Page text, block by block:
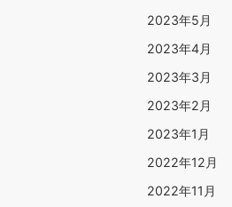
2023年5月
2023年4月
2023年3月
2023年2月
2023年1月
2022年12月
2022年11月